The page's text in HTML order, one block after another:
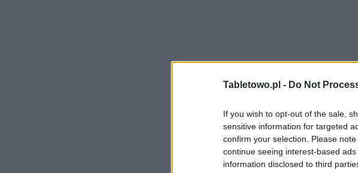
Tabletowo.pl - Do Not
If you wish to opt-out of the sale,
sensitive information for targeted
confirm your selection. Please
continue seeing interest-based
information disclosed to third